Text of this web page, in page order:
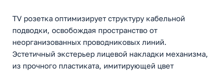
TV розетка оптимизирует структуру кабельной
подводки, освобождая пространство от
неорганизованных проводниковых линий.
Эстетичный экстерьер лицевой накладки механизма,
из прочного пластиката, имитирующей цвет